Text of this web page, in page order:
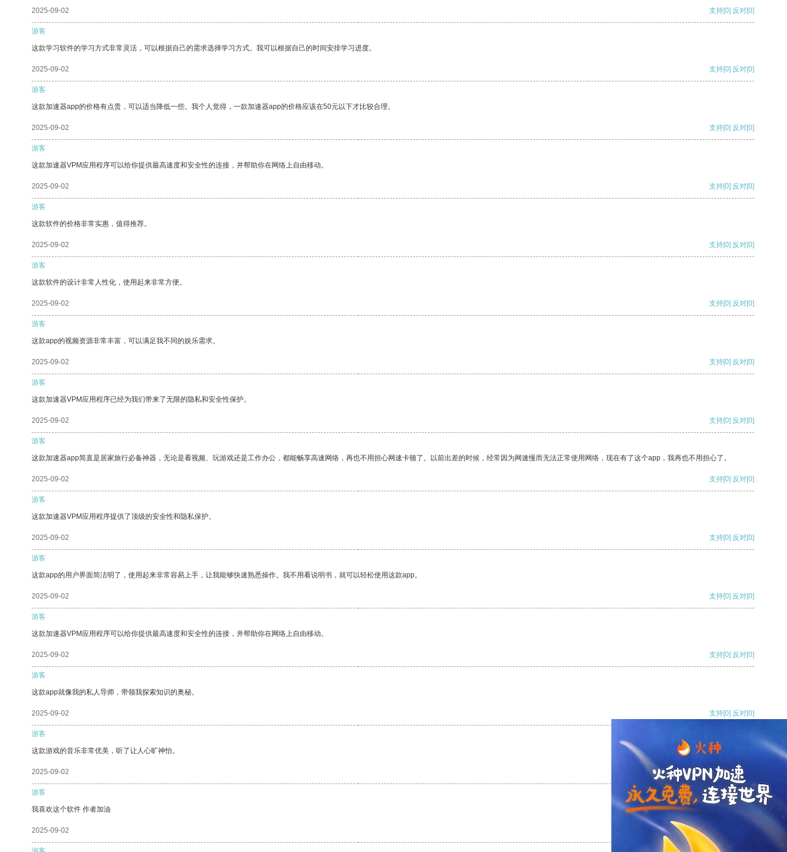
2025-09-02 支持[0] 反对[0]
游客
这款学习软件的学习方式非常灵活，可以根据自己的需求选择学习方式。我可以根据自己的时间安排学习进度。
2025-09-02 支持[0] 反对[0]
游客
这款加速器app的价格有点贵，可以适当降低一些。我个人觉得，一款加速器app的价格应该在50元以下才比较合理。
2025-09-02 支持[0] 反对[0]
游客
这款加速器VPM应用程序可以给你提供最高速度和安全性的连接，并帮助你在网络上自由移动。
2025-09-02 支持[0] 反对[0]
游客
这款软件的价格非常实惠，值得推荐。
2025-09-02 支持[0] 反对[0]
游客
这款软件的设计非常人性化，使用起来非常方便。
2025-09-02 支持[0] 反对[0]
游客
这款app的视频资源非常丰富，可以满足我不同的娱乐需求。
2025-09-02 支持[0] 反对[0]
游客
这款加速器VPM应用程序已经为我们带来了无限的隐私和安全性保护。
2025-09-02 支持[0] 反对[0]
游客
这款加速器app简直是居家旅行必备神器，无论是看视频、玩游戏还是工作办公，都能畅享高速网络，再也不用担心网速卡顿了。以前出差的时候，经常因为网速慢而无法正常使用网络，现在有了这个app，我再也不用担心了。
2025-09-02 支持[0] 反对[0]
游客
这款加速器VPM应用程序提供了顶级的安全性和隐私保护。
2025-09-02 支持[0] 反对[0]
游客
这款app的用户界面简洁明了，使用起来非常容易上手，让我能够快速熟悉操作。我不用看说明书，就可以轻松使用这款app。
2025-09-02 支持[0] 反对[0]
游客
这款加速器VPM应用程序可以给你提供最高速度和安全性的连接，并帮助你在网络上自由移动。
2025-09-02 支持[0] 反对[0]
游客
这款app就像我的私人导师，带领我探索知识的奥秘。
2025-09-02 支持[0] 反对[0]
游客
这款游戏的音乐非常优美，听了让人心旷神怡。
2025-09-02 支持[0] 反对
游客
我喜欢这个软件 作者加油
2025-09-02 支持